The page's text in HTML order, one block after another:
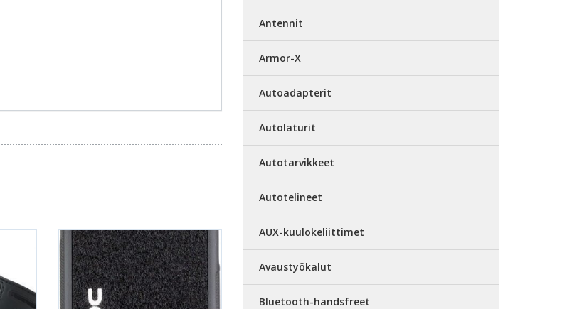
Antennit
Armor-X
Autoadapterit
Autolaturit
Autotarvikkeet
Autotelineet
AUX-kuulokeliittimet
Avaustyökalut
Bluetooth-handsfreet